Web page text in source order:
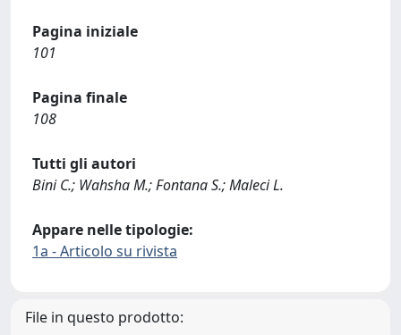
Pagina iniziale
101
Pagina finale
108
Tutti gli autori
Bini C.; Wahsha M.; Fontana S.; Maleci L.
Appare nelle tipologie:
1a - Articolo su rivista
File in questo prodotto: